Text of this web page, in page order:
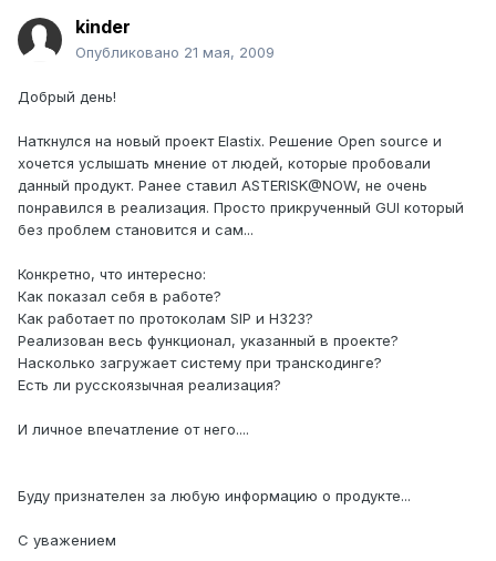
kinder
Опубликовано 21 мая, 2009
Добрый день!
Наткнулся на новый проект Elastix. Решение Open source и
хочется услышать мнение от людей, которые пробовали
данный продукт. Ранее ставил ASTERISK@NOW, не очень
понравился в реализация. Просто прикрученный GUI который
без проблем становится и сам...
Конкретно, что интересно:
Как показал себя в работе?
Как работает по протоколам SIP и H323?
Реализован весь функционал, указанный в проекте?
Насколько загружает систему при транскодинге?
Есть ли русскоязычная реализация?
И личное впечатление от него....
Буду признателен за любую информацию о продукте...
С уважением